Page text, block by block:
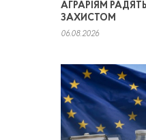
АГРАРІЯМ
ЗАХИСТОМ
06.08.2026